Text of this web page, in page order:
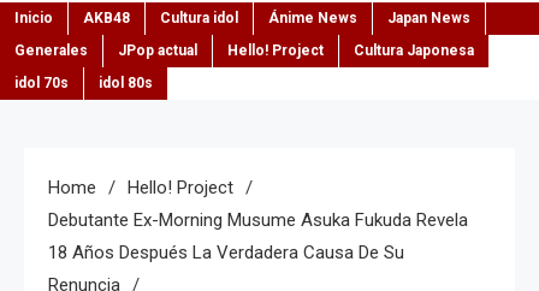
Inicio AKB48 Cultura idol Ánime News
Japan News
Generales
JPop actual Hello! Project
Cultura Japonesa
idol 70s
idol 80s
Home
Hello! Project
Debutante Ex-Morning Musume Asuka Fukuda Revela
18 Años Después La Verdadera Causa De Su
Renuncia